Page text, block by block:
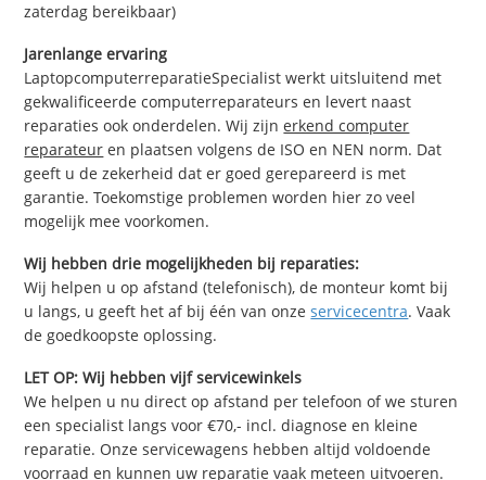
zaterdag bereikbaar)
Jarenlange ervaring
LaptopcomputerreparatieSpecialist werkt uitsluitend met
gekwalificeerde computerreparateurs en levert naast
reparaties ook onderdelen. Wij zijnerkend computer
reparateur en plaatsen volgens de ISO en NEN norm. Dat
geeft u de zekerheid dat er goed gerepareerd is met
garantie. Toekomstige problemen worden hier zo veel
mogelijk mee voorkomen.
Wij hebben drie mogelijkheden bij reparaties:
Wij helpen u op afstand (telefonisch), de monteur komt bij
u langs, u geeft het af bij één van onzeservicecentra. Vaak
de goedkoopste oplossing.
LET OP: Wij hebben vijf servicewinkels
We helpen u nu direct op afstand per telefoon of we sturen
een specialist langs voor €70,- incl. diagnose en kleine
reparatie. Onze servicewagens hebben altijd voldoende
voorraad en kunnen uw reparatie vaak meteen uitvoeren.